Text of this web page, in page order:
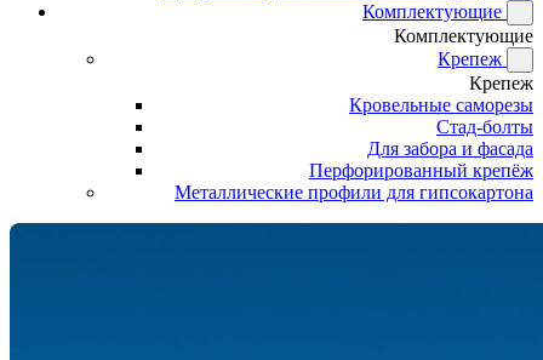
Комплектующие
Комплектующие
Крепеж
Крепеж
Кровельные саморезы
Стад-болты
Для забора и фасада
Перфорированный крепёж
Металлические профили для гипсокартона